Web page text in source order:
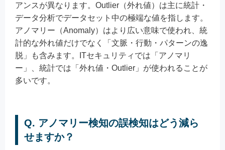
アンスが異なります。Outlier（外れ値）は主に統計・
データ分析でデータセット中の極端な値を指します。
アノマリー（Anomaly）はより広い意味で使われ、統
計的な外れ値だけでなく「文脈・行動・パターンの逸
脱」も含みます。ITセキュリティでは「アノマリ
ー」、統計では「外れ値・Outlier」が使われることが
多いです。
Q. アノマリー検知の誤検知はどう減ら
せますか？